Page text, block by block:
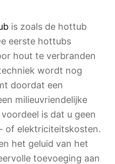
is zoals de hottub
eerste hottubs
hout te verbranden
wordt nog
doordat een
milieuvriendelijke
is dat u geen
of elektriciteitskosten.
het geluid van het
toevoeging aan